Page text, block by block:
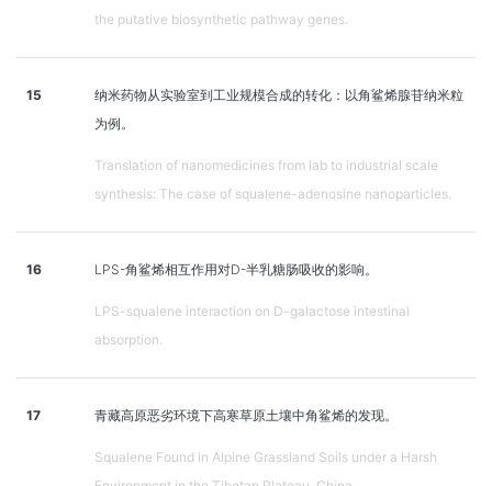
the putative biosynthetic pathway genes.
15
纳米药物从实验室到工业规模合成的转化：以角鲨烯腺苷纳米粒
为例。
Translation of nanomedicines from lab to industrial scale
synthesis: The case of squalene-adenosine nanoparticles.
16 LPS-角鲨烯相互作用对D-半乳糖肠吸收的影响。
LPS-squalene interaction on D-galactose intestinal
absorption.
17 青藏高原恶劣环境下高寒草原土壤中角鲨烯的发现。
Squalene Found in Alpine Grassland Soils under a Harsh